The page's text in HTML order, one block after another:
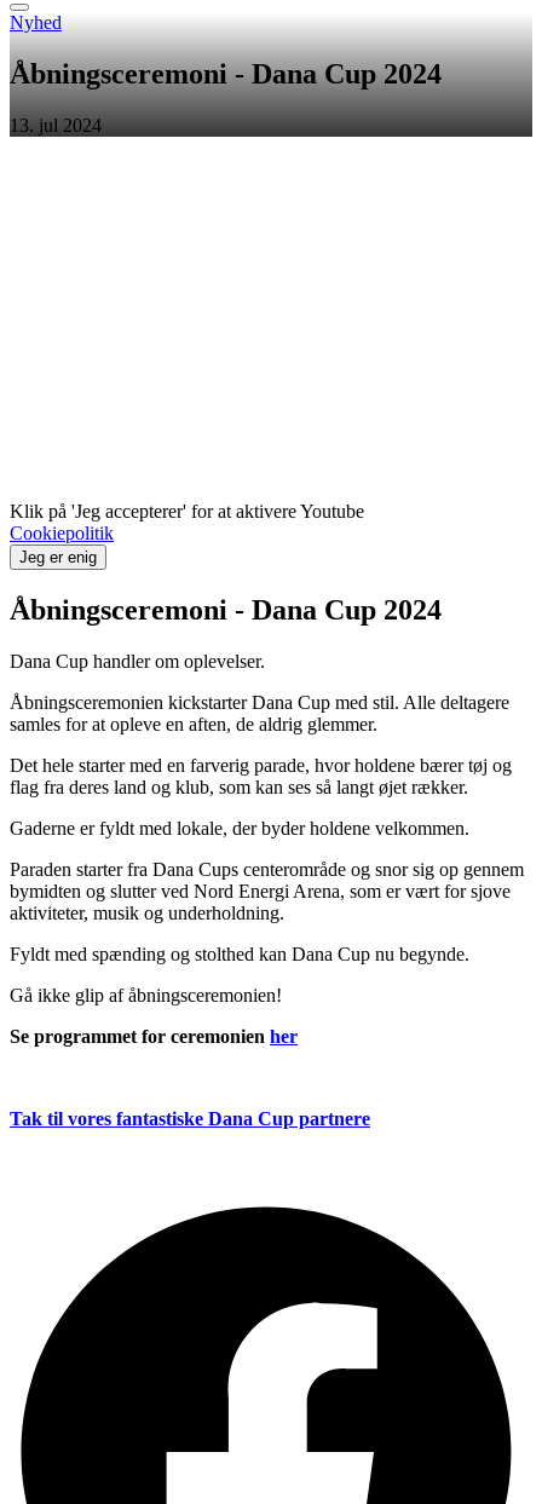
Nyhed
Åbningsceremoni - Dana Cup 2024
13. jul 2024
Klik på 'Jeg accepterer' for at aktivere Youtube
Cookiepolitik
Jeg er enig
Åbningsceremoni - Dana Cup 2024
Dana Cup handler om oplevelser.
Åbningsceremonien kickstarter Dana Cup med stil. Alle deltagere
samles for at opleve en aften, de aldrig glemmer.
Det hele starter med en farverig parade, hvor holdene bærer tøj og
flag fra deres land og klub, som kan ses så langt øjet rækker.
Gaderne er fyldt med lokale, der byder holdene velkommen.
Paraden starter fra Dana Cups centerområde og snor sig op gennem
bymidten og slutter ved Nord Energi Arena, som er vært for sjove
aktiviteter, musik og underholdning.
Fyldt med spænding og stolthed kan Dana Cup nu begynde.
Gå ikke glip af åbningsceremonien!
Se programmet for ceremonien her
Tak til vores fantastiske Dana Cup partnere